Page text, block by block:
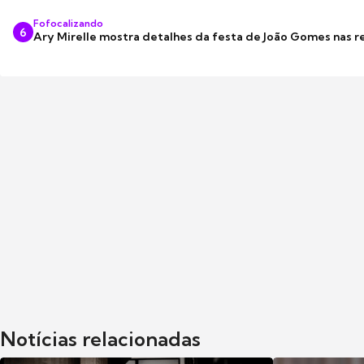
6
Fofocalizando
Ary Mirelle mostra detalhes da festa de João Gomes nas
Notícias relacionadas